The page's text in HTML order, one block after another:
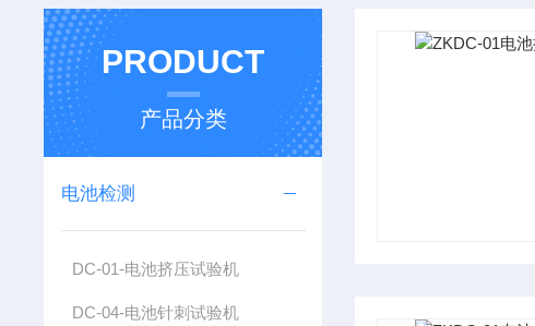
PRODUCT
产品分类
电池检测
DC-01-电池挤压试验机
DC-04-电池针刺试验机